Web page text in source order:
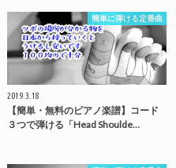
簡単に弾ける定番曲
2019.3.18
【簡単・無料のピアノ楽譜】コード
３つで弾ける「Head Shoulde…